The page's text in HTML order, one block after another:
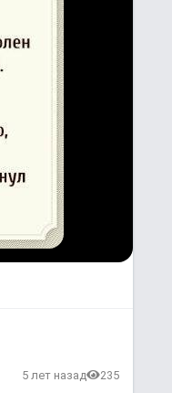
5 лет назад 235